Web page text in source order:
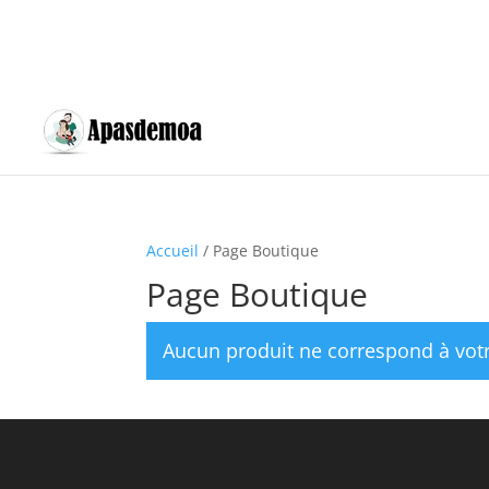
Accueil / Page Boutique
Page Boutique
Aucun produit ne correspond à